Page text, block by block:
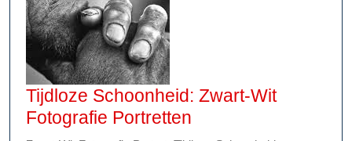
Tijdloze Schoonheid: Zwart-Wit
Fotografie Portretten